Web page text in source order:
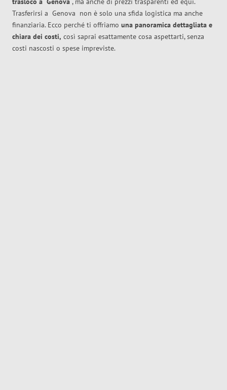
Trasferirsi a Genova non è solo una sfida logistica ma anche
finanziaria. Ecco perché ti offriamo una panoramica dettagliata e
chiara dei costi, così saprai esattamente cosa aspettarti, senza
costi nascosti o spese impreviste.